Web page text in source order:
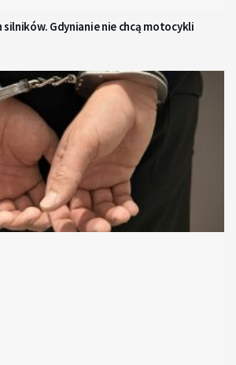
silników. Gdynianie nie chcą motocykli